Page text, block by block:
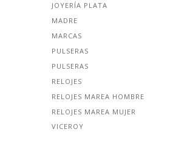
JOYERÍA PLATA
MADRE
MARCAS
PULSERAS
PULSERAS
RELOJES
RELOJES MAREA HOMBRE
RELOJES MAREA MUJER
VICEROY